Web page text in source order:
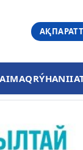
AIMAQ